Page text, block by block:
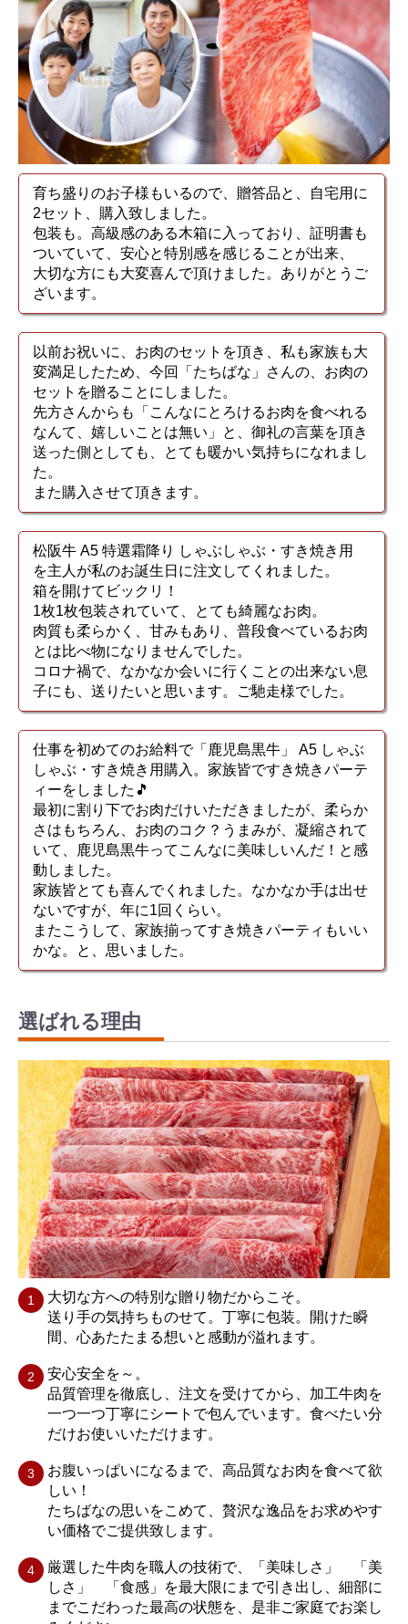
育ち盛りのお子様もいるので、贈答品と、自宅用に
2セット、購入致しました。
包装も。高級感のある木箱に入っており、証明書も
ついていて、安心と特別感を感じることが出来、
大切な方にも大変喜んで頂けました。ありがとうご
ざいます。
以前お祝いに、お肉のセットを頂き、私も家族も大
変満足したため、今回「たちばな」さんの、お肉の
セットを贈ることにしました。
先方さんからも「こんなにとろけるお肉を食べれる
なんて、嬉しいことは無い」と、御礼の言葉を頂き
送った側としても、とても暖かい気持ちになれまし
た。
また購入させて頂きます。
松阪牛 A5 特選霜降り しゃぶしゃぶ・すき焼き用
を主人が私のお誕生日に注文してくれました。
箱を開けてビックリ！
1枚1枚包装されていて、とても綺麗なお肉。
肉質も柔らかく、甘みもあり、普段食べているお肉
とは比べ物になりませんでした。
コロナ禍で、なかなか会いに行くことの出来ない息
子にも、送りたいと思います。ご馳走様でした。
仕事を初めてのお給料で「鹿児島黒牛」 A5 しゃぶ
しゃぶ・すき焼き用購入。家族皆ですき焼きパーテ
ィーをしました🎵
最初に割り下でお肉だけいただきましたが、柔らか
さはもちろん、お肉のコク？うまみが、凝縮されて
いて、鹿児島黒牛ってこんなに美味しいんだ！と感
動しました。
家族皆とても喜んでくれました。なかなか手は出せ
ないですが、年に1回くらい。
またこうして、家族揃ってすき焼きパーティもいい
かな。と、思いました。
選ばれる理由
大切な方への特別な贈り物だからこそ。
送り手の気持ちものせて。丁寧に包装。開けた瞬
間、心あたたまる想いと感動が溢れます。
安心安全を～。
品質管理を徹底し、注文を受けてから、加工牛肉を
一つ一つ丁寧にシートで包んでいます。食べたい分
だけお使いいただけます。
お腹いっぱいになるまで、高品質なお肉を食べて欲
しい！
たちばなの思いをこめて、贅沢な逸品をお求めやす
い価格でご提供致します。
厳選した牛肉を職人の技術で、「美味しさ」 「美
しさ」 「食感」を最大限にまで引き出し、細部に
までこだわった最高の状態を、是非ご家庭でお楽し